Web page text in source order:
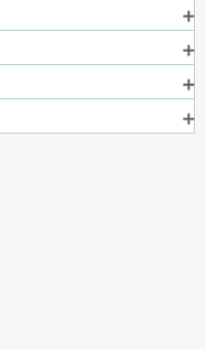



